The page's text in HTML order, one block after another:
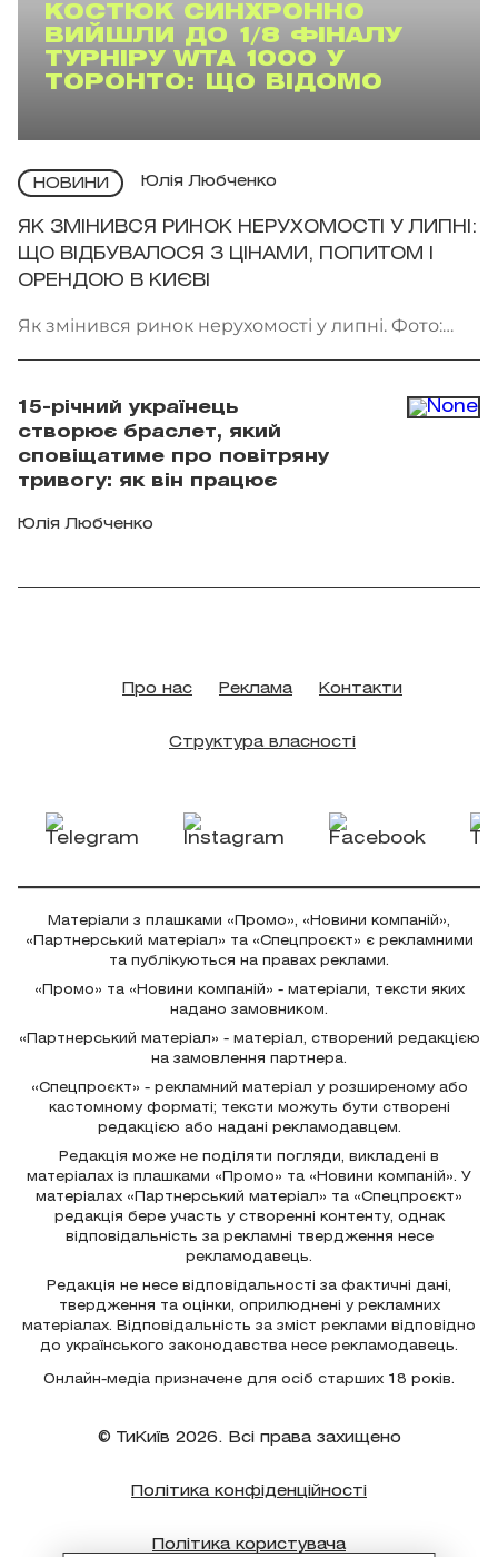
КОСТЮК СИНХРОННО
ВИЙШЛИ ДО 1/8 ФІНАЛУ
ТУРНІРУ WTA 1000 У
ТОРОНТО: ЩО ВІДОМО
НОВИНИ Юлія Любченко
ЯК ЗМІНИВСЯ РИНОК НЕРУХОМОСТІ У ЛИПНІ:
ЩО ВІДБУВАЛОСЯ З ЦІНАМИ, ПОПИТОМ І
ОРЕНДОЮ В КИЄВІ
Як змінився ринок нерухомості у липні. Фото:
15-річний українець
створює браслет, який
сповіщатиме про повітряну
тривогу: як він працює
Юлія Любченко
Про нас Реклама Контакти
Структура власності
Матеріали з плашками «Промо», «Новини компаній»,
«Партнерський матеріал» та «Спецпроєкт» є рекламними
та публікуються на правах реклами.
«Промо» та «Новини компаній» - матеріали, тексти яких
надано замовником.
«Партнерський матеріал» - матеріал, створений редакцією
на замовлення партнера.
«Спецпроєкт» - рекламний матеріал у розширеному або
кастомному форматі; тексти можуть бути створені
редакцією або надані рекламодавцем.
Редакція може не поділяти погляди, викладені в
матеріалах із плашками «Промо» та «Новини компаній». У
матеріалах «Партнерський матеріал» та «Спецпроєкт»
редакція бере участь у створенні контенту, однак
відповідальність за рекламні твердження несе
рекламодавець.
Редакція не несе відповідальності за фактичні дані,
твердження та оцінки, оприлюднені у рекламних
матеріалах. Відповідальність за зміст реклами відповідно
до українського законодавства несе рекламодавець.
Онлайн-медіа призначене для осіб старших 18 років.
© ТиКиїв 2026. Всі права захищено
Політика конфіденційності
Політика користувача